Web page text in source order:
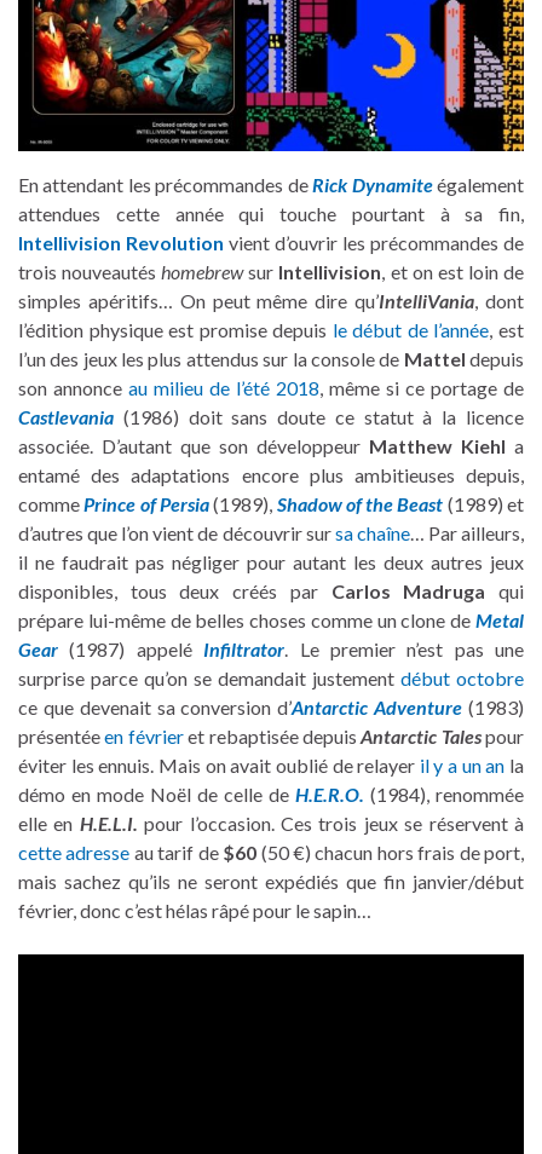
En attendant les précommandes deRick Dynamiteégalement
attendues cette année qui touche pourtant à sa fin,
Intellivision Revolution vient d’ouvrir les précommandes de
trois nouveautéshomebrewsur Intellivision, et on est loin de
simples apéritifs… On peut même dire qu’IntelliVania, dont
l’édition physique est promise depuis le début de l’année, est
l’un des jeux les plus attendus sur la console de Mattel depuis
son annonce au milieu de l’été 2018, même si ce portage de
Castlevania (1986) doit sans doute ce statut à la licence
associée. D’autant que son développeur Matthew Kiehl a
entamé des adaptations encore plus ambitieuses depuis,
commePrince of Persia(1989), Shadow of the Beast (1989) et
d’autres que l’on vient de découvrir sursa chaîne… Par ailleurs,
il ne faudrait pas négliger pour autant les deux autres jeux
disponibles, tous deux créés par Carlos Madruga qui
prépare lui-même de belles choses comme un clone de Metal
Gear (1987) appelé Infiltrator. Le premier n’est pas une
surprise parce qu’on se demandait justement début octobre
ce que devenait sa conversion d’Antarctic Adventure (1983)
présentéeen févrieret rebaptisée depuisAntarctic Talespour
éviter les ennuis. Mais on avait oublié de relayer il y a un an la
démo en mode Noël de celle de H.E.R.O. (1984), renommée
elle en H.E.L.I. pour l’occasion. Ces trois jeux se réservent à
cette adresse au tarif de $60 (50 €) chacun hors frais de port,
mais sachez qu’ils ne seront expédiés que fin janvier/début
février, donc c’est hélas râpé pour le sapin…